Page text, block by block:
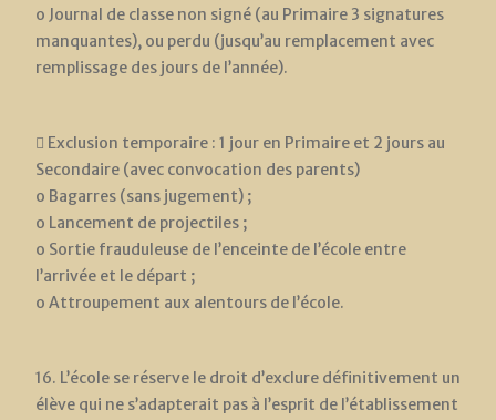
o Journal de classe non signé (au Primaire 3 signatures
manquantes), ou perdu (jusqu’au remplacement avec
remplissage des jours de l’année).
 Exclusion temporaire : 1 jour en Primaire et 2 jours au
Secondaire (avec convocation des parents)
o Bagarres (sans jugement) ;
o Lancement de projectiles ;
o Sortie frauduleuse de l’enceinte de l’école entre
l’arrivée et le départ ;
o Attroupement aux alentours de l’école.
16. L’école se réserve le droit d’exclure définitivement un
élève qui ne s’adapterait pas à l’esprit de l’établissement